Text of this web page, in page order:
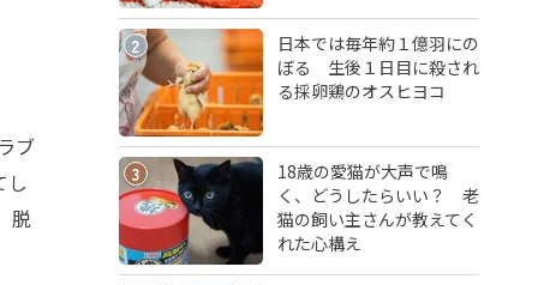
ブ
し
脱
2
日本では毎年約１億羽にの
ぼる 生後１日目に殺され
る採卵鶏のオスヒヨコ
3
18歳の愛猫が大声で鳴
く、どうしたらいい？ 老
猫の飼い主さんが教えてく
れた心構え